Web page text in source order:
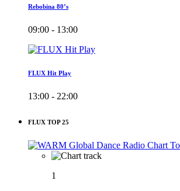
Rebobina 80’s
09:00 - 13:00
FLUX Hit Play
13:00 - 22:00
FLUX TOP 25
1